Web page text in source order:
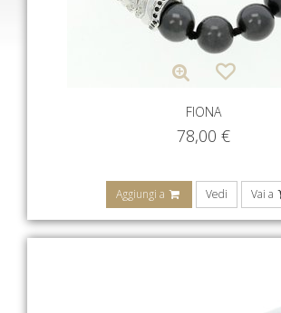
FIONA
78,00 €
Aggiungi a Vedi Vai a